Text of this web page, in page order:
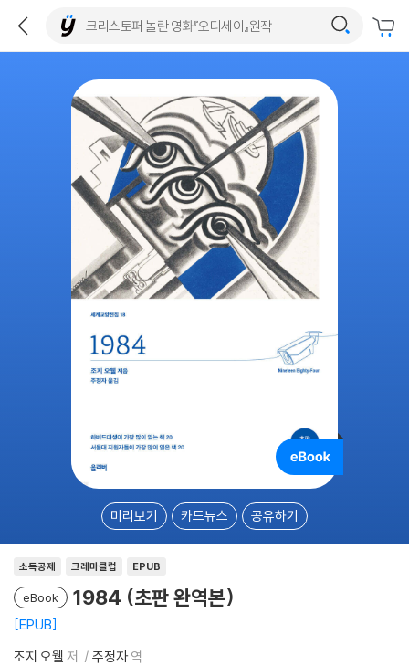
미리보기 카드뉴스 공유하기
소득공제 크레마클럽 EPUB
eBook 1984 (초판 완역본)
EPUB
조지 오웰 저 주정자역